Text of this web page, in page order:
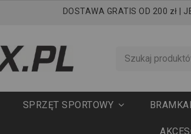
DOSTAWA GRATIS OD 200 zł |
SPRZĘT SPORTOWY